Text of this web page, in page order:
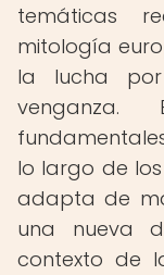
temáticas
mitología
la lucha
lo largo de los
adapta de
una nueva
contexto de